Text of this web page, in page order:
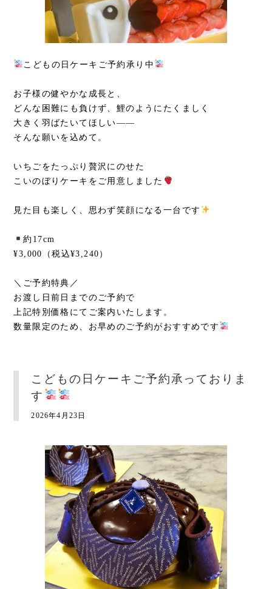
こどもの日ケーキご予約承り中
お子様の健やかな成長と、
どんな困難にも負けず、鯉のようにたくましく
大きく羽ばたいてほしい——
そんな願いを込めて。
いちごをたっぷり贅沢にのせた
こいのぼりケーキをご用意しました
見た目も楽しく、思わず笑顔になる一台です
約17cm
¥3,000（税込¥3,240）
＼ご予約特典／
お渡し日前日までのご予約で
上記特別価格にてご案内いたします。
数量限定のため、お早めのご予約がおすすめです
こどもの日ケーキご予約承っておりま
す
2026年4月23日